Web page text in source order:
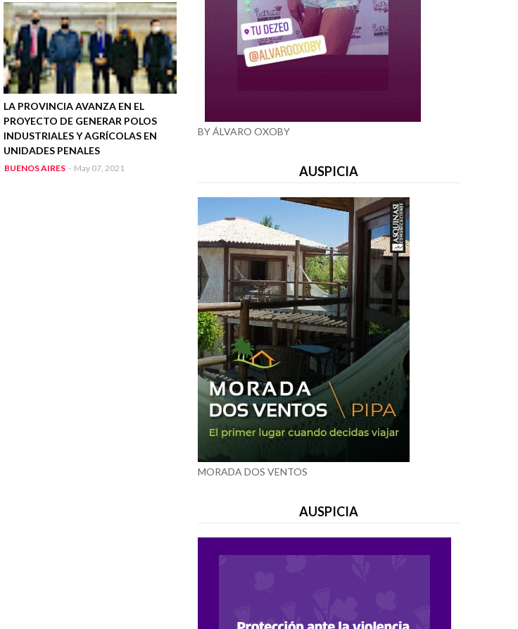
LA PROVINCIA AVANZA EN EL
PROYECTO DE GENERAR POLOS
INDUSTRIALES Y AGRÍCOLAS EN
UNIDADES PENALES
BUENOS AIRES - May 07, 2021
BY ÁLVARO OXOBY
AUSPICIA
MORADA DOS VENTOS
AUSPICIA